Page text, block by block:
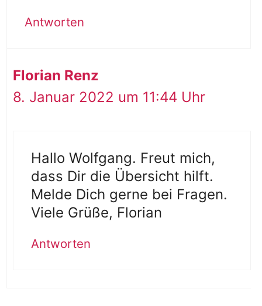
Antworten
Florian Renz
8. Januar 2022 um 11:44 Uhr
Hallo Wolfgang. Freut mich,
dass Dir die Übersicht hilft.
Melde Dich gerne bei Fragen.
Viele Grüße, Florian
Antworten